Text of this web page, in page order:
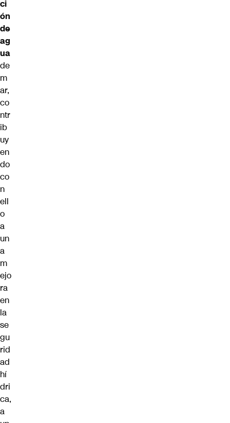
ci
ón
de
ag
ua
de
m
ar,
co
ntr
ib
uy
en
do
co
n
ell
o
a
un
a
m
ejo
ra
en
la
se
gu
rid
ad
hí
dri
ca,
a